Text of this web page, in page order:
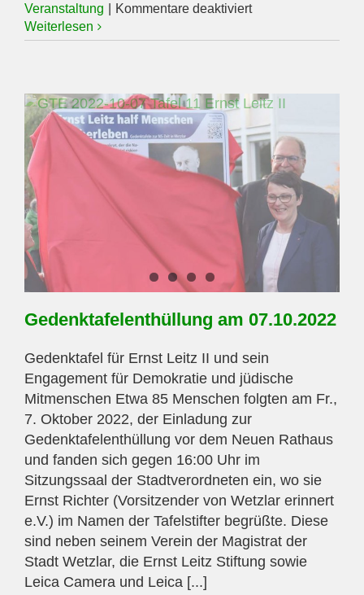
Veranstaltung
Kommentare deaktiviertfür
am
Weiterlesen
Gedenktafelenthüllung am 07.10.2022
Gedenktafel für Ernst Leitz II und sein
Engagement für Demokratie und jüdische
Mitmenschen Etwa 85 Menschen folgten am Fr.,
7. Oktober 2022, der Einladung zur
Gedenktafelenthüllung vor dem Neuen Rathaus
und fanden sich gegen 16:00 Uhr im
Sitzungssaal der Stadtverordneten ein, wo sie
Ernst Richter (Vorsitzender von Wetzlar erinnert
e.V.) im Namen der Tafelstifter begrüßte. Diese
sind neben seinem Verein der Magistrat der
Stadt Wetzlar, die Ernst Leitz Stiftung sowie
Leica Camera und Leica [...]